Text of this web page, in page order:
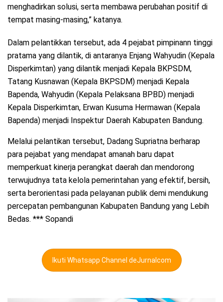
menghadirkan solusi, serta membawa perubahan positif di
tempat masing-masing,” katanya.
Dalam pelantikkan tersebut, ada 4 pejabat pimpinann tinggi
pratama yang dilantik, di antaranya Enjang Wahyudin (Kepala
Disperkimtan) yang dilantik menjadi Kepala BKPSDM,
Tatang Kusnawan (Kepala BKPSDM) menjadi Kepala
Bapenda, Wahyudin (Kepala Pelaksana BPBD) menjadi
Kepala Disperkimtan, Erwan Kusuma Hermawan (Kepala
Bapenda) menjadi Inspektur Daerah Kabupaten Bandung.
Melalui pelantikan tersebut, Dadang Supriatna berharap
para pejabat yang mendapat amanah baru dapat
memperkuat kinerja perangkat daerah dan mendorong
terwujudnya tata kelola pemerintahan yang efektif, bersih,
serta berorientasi pada pelayanan publik demi mendukung
percepatan pembangunan Kabupaten Bandung yang Lebih
Bedas. *** Sopandi
Ikuti Whatsapp Channel deJurnalcom